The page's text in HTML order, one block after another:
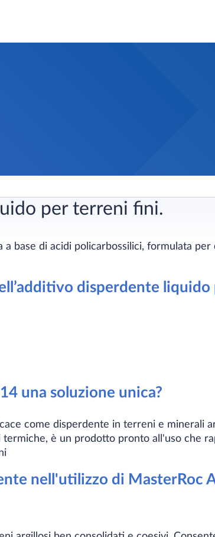
per terreni fini.
a base di acidi policarbossilici, formulata
disperdente
una soluzione unica?
come disperdente in terreni e minerali
termiche, è un prodotto pronto all'uso che
nell'utilizzo di MasterRoc